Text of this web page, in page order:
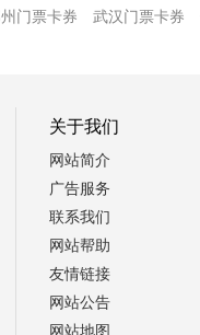
门票卡券
武汉门票卡券
关于我们
网站简介
广告服务
联系我们
网站帮助
友情链接
网站公告
网站地图